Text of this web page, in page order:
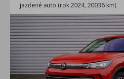
jazdené auto (rok 2024, 20036 km)